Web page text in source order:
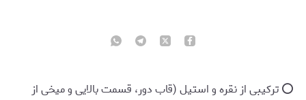
⭕️ ترکیبی از نقره و استیل (قاب دور، قسمت بالایی و میخی از